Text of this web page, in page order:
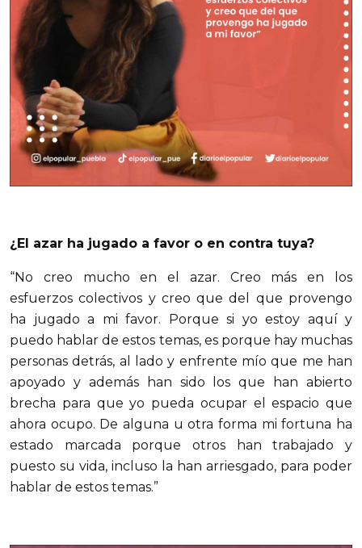
¿El azar ha jugado a favor o en contra tuya?
“No creo mucho en el azar. Creo más en los
esfuerzos colectivos y creo que del que provengo
ha jugado a mi favor. Porque si yo estoy aquí y
puedo hablar de estos temas, es porque hay muchas
personas detrás, al lado y enfrente mío que me han
apoyado y además han sido los que han abierto
brecha para que yo pueda ocupar el espacio que
ahora ocupo. De alguna u otra forma mi fortuna ha
estado marcada porque otros han trabajado y
puesto su vida, incluso la han arriesgado, para poder
hablar de estos temas.”